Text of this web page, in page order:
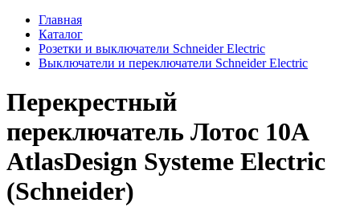
Главная
Каталог
Розетки и выключатели Schneider Electric
Выключатели и переключатели Schneider Electric
Перекрестный
переключатель Лотос 10А
AtlasDesign Systeme Electric
(Schneider)